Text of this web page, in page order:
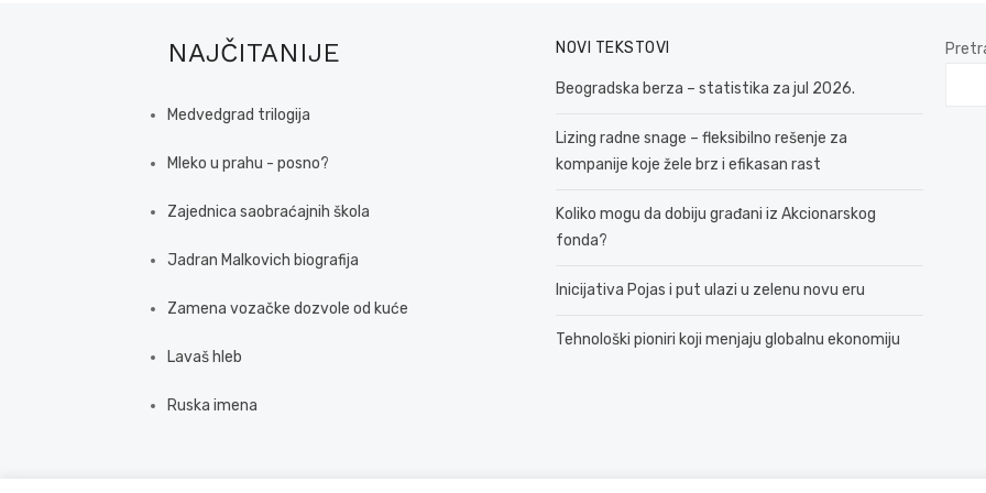
NAJČITANIJE
Medvedgrad trilogija
Mleko u prahu - posno?
Zajednica saobraćajnih škola
Jadran Malkovich biografija
Zamena vozačke dozvole od kuće
Lavaš hleb
Ruska imena
NOVI TEKSTOVI
Beogradska berza – statistika za jul 2026.
Lizing radne snage – fleksibilno rešenje za
kompanije koje žele brz i efikasan rast
Koliko mogu da dobiju građani iz Akcionarskog
fonda?
Inicijativa Pojas i put ulazi u zelenu novu eru
Tehnološki pioniri koji menjaju globalnu ekonomiju